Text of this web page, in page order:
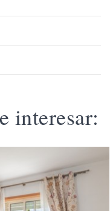
interesar: